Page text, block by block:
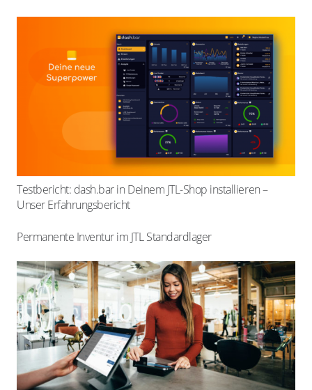
Testbericht: dash.bar in Deinem JTL-Shop installieren –
Unser Erfahrungsbericht
Permanente Inventur im JTL Standardlager